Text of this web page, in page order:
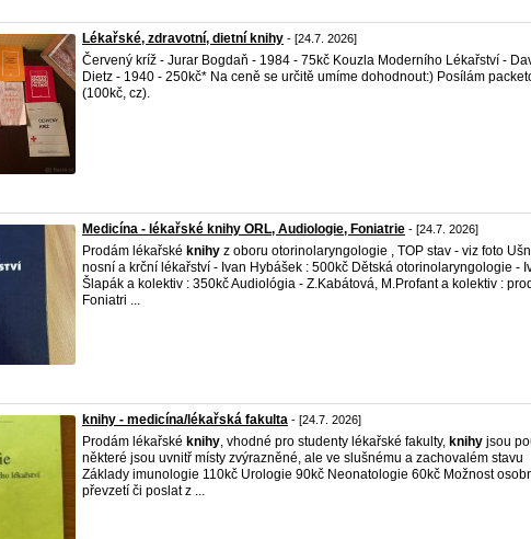
Lékařské, zdravotní, dietní knihy - [24.7. 2026]
Červený kríž - Jurar Bogdaň - 1984 - 75kč Kouzla Moderního Lékařství -
Dietz - 1940 - 250kč* Na ceně se určitě umíme dohodnout:) Posílám
(100kč, cz).
Medicína - lékařské knihy ORL, Audiologie, Foniatrie - [24.7. 2026]
Prodám lékařské knihy z oboru otorinolaryngologie , TOP stav - viz foto
nosní a krční lékařství - Ivan Hybášek : 500kč Dětská otorinolaryngologie -
Šlapák a kolektiv : 350kč Audiológia - Z.Kabátová, M.Profant a kolektiv :
Foniatri ...
knihy - medicína/lékařská fakulta - [24.7. 2026]
Prodám lékařské knihy, vhodné pro studenty lékařské fakulty, knihy jsou
některé jsou uvnitř místy zvýrazněné, ale ve slušnému a zachovalém stavu
Základy imunologie 110kč Urologie 90kč Neonatologie 60kč Možnost
převzetí či poslat z ...